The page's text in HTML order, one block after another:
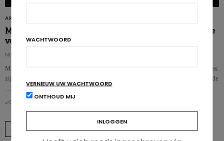
ARTIKELS
Magnesium lijkt de plotse cardiale mortaliteit bij vrouwen te
verlagen
NICOLAS GUGGENBÜHL
Magnesium is gekend om zijn antiarythmische effecten, maar tot op heden was
zijn beschermende rol ten aanzien van het plotse cardiale risico niet voldoende
…
← 1 … 19 20 21
WACHTWOORD
VERNIEUW UW WACHTWOORD
ONTHOUD MIJ